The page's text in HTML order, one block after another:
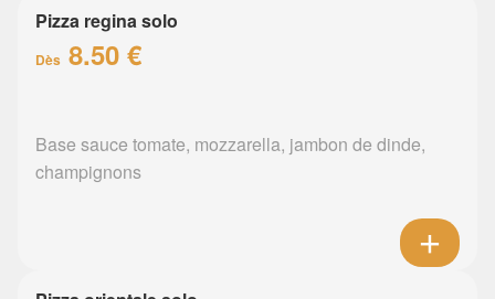
Pizza regina solo
Dès 8.50 €
Base sauce tomate, mozzarella, jambon de dinde,
champignons